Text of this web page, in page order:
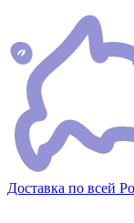
Доставка по всей